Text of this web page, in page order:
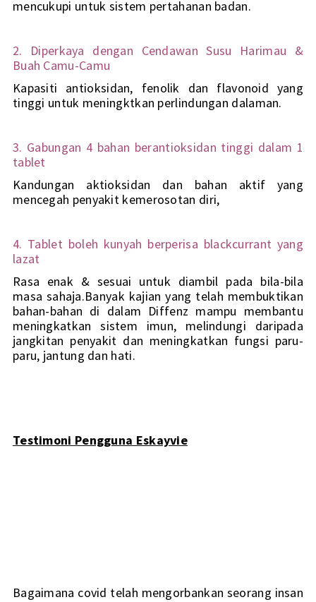
mencukupi untuk sistem pertahanan badan.
2. Diperkaya dengan Cendawan Susu Harimau &
Buah Camu-Camu
Kapasiti antioksidan, fenolik dan flavonoid yang
tinggi untuk meningktkan perlindungan dalaman.
3. Gabungan 4 bahan berantioksidan tinggi dalam 1
tablet
Kandungan aktioksidan dan bahan aktif yang
mencegah penyakit kemerosotan diri,
4. Tablet boleh kunyah berperisa blackcurrant yang
lazat
Rasa enak & sesuai untuk diambil pada bila-bila
masa sahaja.Banyak kajian yang telah membuktikan
bahan-bahan di dalam Diffenz mampu membantu
meningkatkan sistem imun, melindungi daripada
jangkitan penyakit dan meningkatkan fungsi paru-
paru, jantung dan hati.
Testimoni Pengguna Eskayvie
Bagaimana covid telah mengorbankan seorang insan